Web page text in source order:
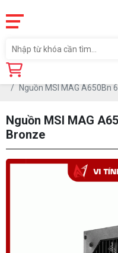
Trang chủ
Nguồn MSI MAG A650Bn
Nguồn MSI MAG
Bronze